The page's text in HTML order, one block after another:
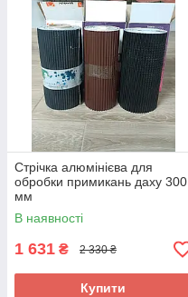
Стрічка алюмінієва для
обробки примикань даху 300
мм
В наявності
1 631 ₴ 2 330 ₴
Купити